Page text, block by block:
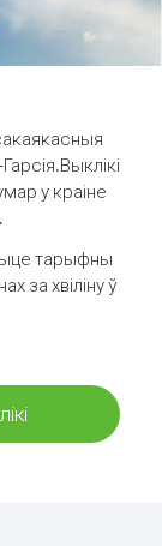
Выклікі
у краіне
тарыфны
за хвіліну ў